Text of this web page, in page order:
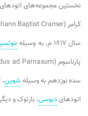
سال ۱۸۱۷ م. به وسیله
سده نوزدهم به وسیله شوپن
اتودهایدبوسی، بارتوک و